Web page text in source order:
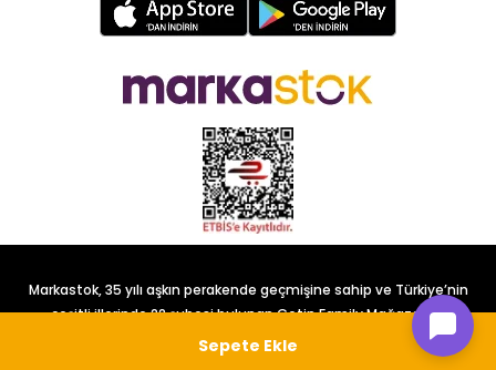
Markastok, 35 yılı aşkın perakende geçmişine sahip ve Türkiye’nin
çeşitli illerinde 22 şubesi bulunan Çetin Family Mağazacılık
tarafından kurulmuştur.